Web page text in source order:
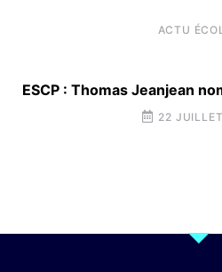
ACTU
ESCP : Thomas Jeanjean
22